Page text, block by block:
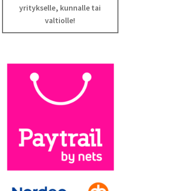
yritykselle, kunnalle tai
valtiolle!